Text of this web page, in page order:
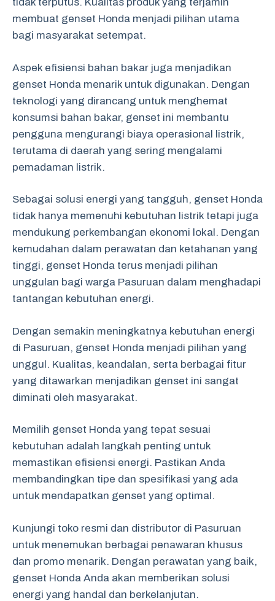
membuat genset Honda menjadi pilihan utama
bagi masyarakat setempat.
Aspek efisiensi bahan bakar juga menjadikan
genset Honda menarik untuk digunakan. Dengan
teknologi yang dirancang untuk menghemat
konsumsi bahan bakar, genset ini membantu
pengguna mengurangi biaya operasional listrik,
terutama di daerah yang sering mengalami
pemadaman listrik.
Sebagai solusi energi yang tangguh, genset Honda
tidak hanya memenuhi kebutuhan listrik tetapi juga
mendukung perkembangan ekonomi lokal. Dengan
kemudahan dalam perawatan dan ketahanan yang
tinggi, genset Honda terus menjadi pilihan
unggulan bagi warga Pasuruan dalam menghadapi
tantangan kebutuhan energi.
Dengan semakin meningkatnya kebutuhan energi
di Pasuruan, genset Honda menjadi pilihan yang
unggul. Kualitas, keandalan, serta berbagai fitur
yang ditawarkan menjadikan genset ini sangat
diminati oleh masyarakat.
Memilih genset Honda yang tepat sesuai
kebutuhan adalah langkah penting untuk
memastikan efisiensi energi. Pastikan Anda
membandingkan tipe dan spesifikasi yang ada
untuk mendapatkan genset yang optimal.
Kunjungi toko resmi dan distributor di Pasuruan
untuk menemukan berbagai penawaran khusus
dan promo menarik. Dengan perawatan yang baik,
genset Honda Anda akan memberikan solusi
energi yang handal dan berkelanjutan.